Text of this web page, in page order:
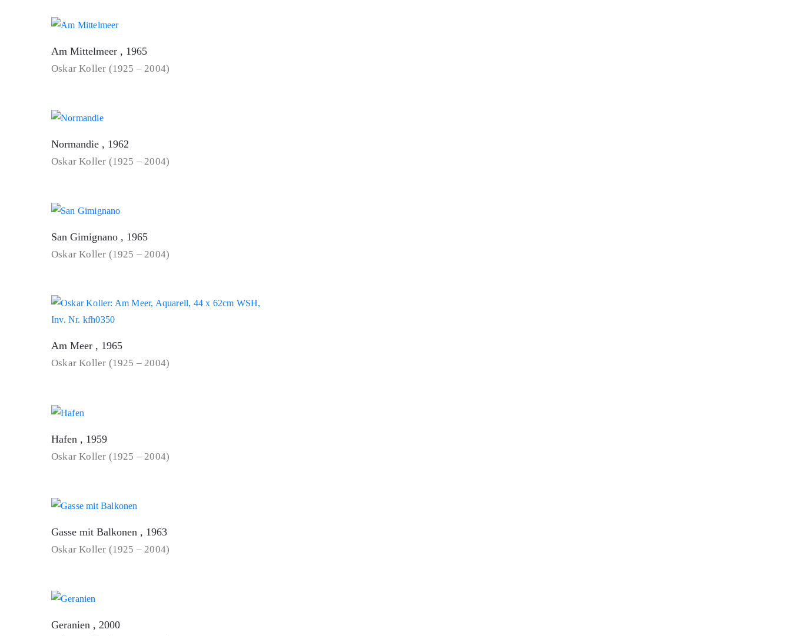
Am Mittelmeer , 1965
Oskar Koller (1925 – 2004)
Normandie , 1962
Oskar Koller (1925 – 2004)
San Gimignano , 1965
Oskar Koller (1925 – 2004)
Am Meer , 1965
Oskar Koller (1925 – 2004)
Hafen , 1959
Oskar Koller (1925 – 2004)
Gasse mit Balkonen , 1963
Oskar Koller (1925 – 2004)
Geranien , 2000